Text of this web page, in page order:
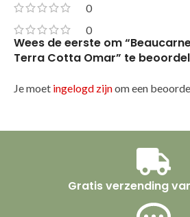
0
0
Wees de eerste om
Terra Cotta Omar” te
Je moet ingelogd zijnom een
Gratis verzending